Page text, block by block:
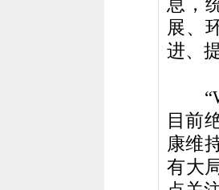
展、
进、
目前
康维
有大